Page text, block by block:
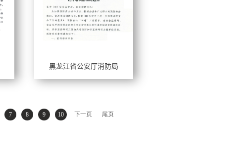
黑龙江省公安厅消防局
工作年限：
7 8 9 10 下一页 尾页